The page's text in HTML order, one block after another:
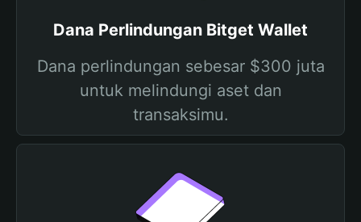
Dana Perlindungan Bitget Wallet
Dana perlindungan sebesar $300 juta
untuk melindungi aset dan
transaksimu.